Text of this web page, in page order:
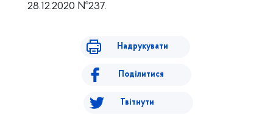
28.12.2020 №237.
Надрукувати
Поділитися
Твітнути